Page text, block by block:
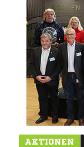
AKTIONEN